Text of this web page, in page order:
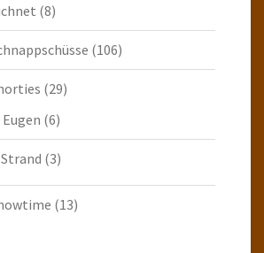
(8)
(106)
(29)
(6)
(3)
(13)